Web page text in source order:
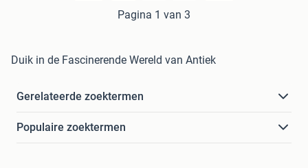
Pagina 1 van 3
Duik in de Fascinerende Wereld van Antiek
Gerelateerde zoektermen
Populaire zoektermen